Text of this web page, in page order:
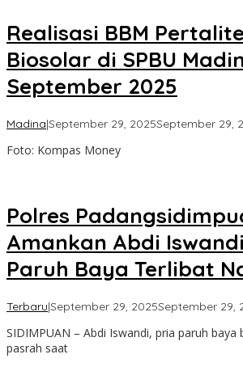
Realisasi BBM
Biosolar di SPBU
September 2025
Madina|September 29, 2025September 29,
Foto: Kompas Money
Polres
Amankan Abdi
Paruh Baya Terlibat
Terbaru|September 29, 2025September 29,
SIDIMPUAN – Abdi Iswandi, pria paruh baya
pasrah saat